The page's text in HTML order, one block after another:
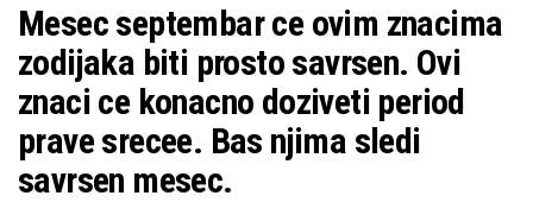
Mesec septembar ce ovim znacima
zodijaka biti prosto savrsen. Ovi
znaci ce konacno doziveti period
prave srecee. Bas njima sledi
savrsen mesec.